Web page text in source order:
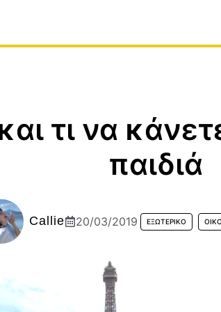
τι να
παιδιά
Callie 20/03/2019 ΕΞΩΤΕΡΙΚΌ